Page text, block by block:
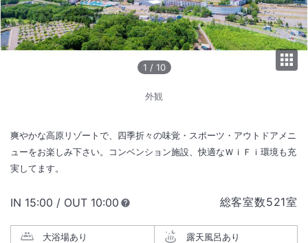
1 / 10
外観
爽やかな高原リゾートで、四季折々の味覚・スポーツ・アウトドアメニ
ューをお楽しみ下さい。コンベンション施設、快適なＷｉＦｉ環境も充
実してます。
総客室数521室
IN チェックイン
15:00 / OUT チェックアウト
10:00
大浴場あり
露天風呂あり